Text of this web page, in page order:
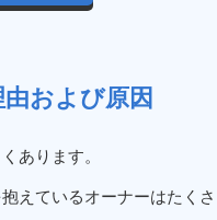
および原因
あります。
えているオーナーはたくさ